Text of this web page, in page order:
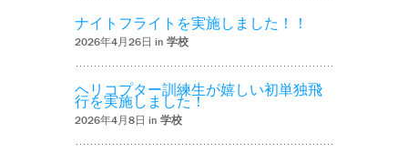
ナイトフライトを実施しました！！
2026年4月26日 in 学校
ヘリコプター訓練生が嬉しい初単独飛
行を実施しました！
2026年4月8日 in 学校